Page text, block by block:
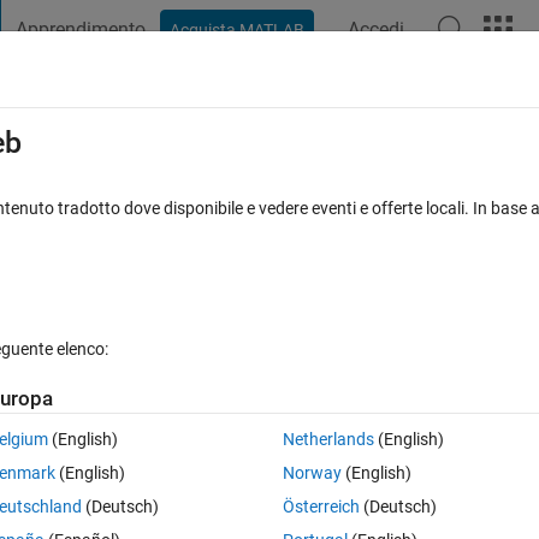
Apprendimento Acquista MATLAB Accedi
Color
7 voti
font for Text and Code as well as the background color of the
tradotto dove disponibile e vedere eventi e offerte locali. In
elenco:
(English)
(English)
(Deutsch)
Netherlands(English)
Norway(English)
Österreich (Deutsch)